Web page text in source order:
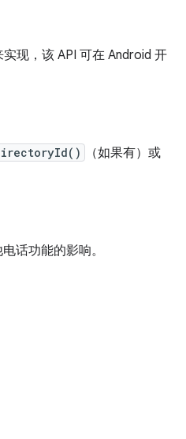
实现，该 API 可在 Android 开
（如果有）或
话功能的影响。